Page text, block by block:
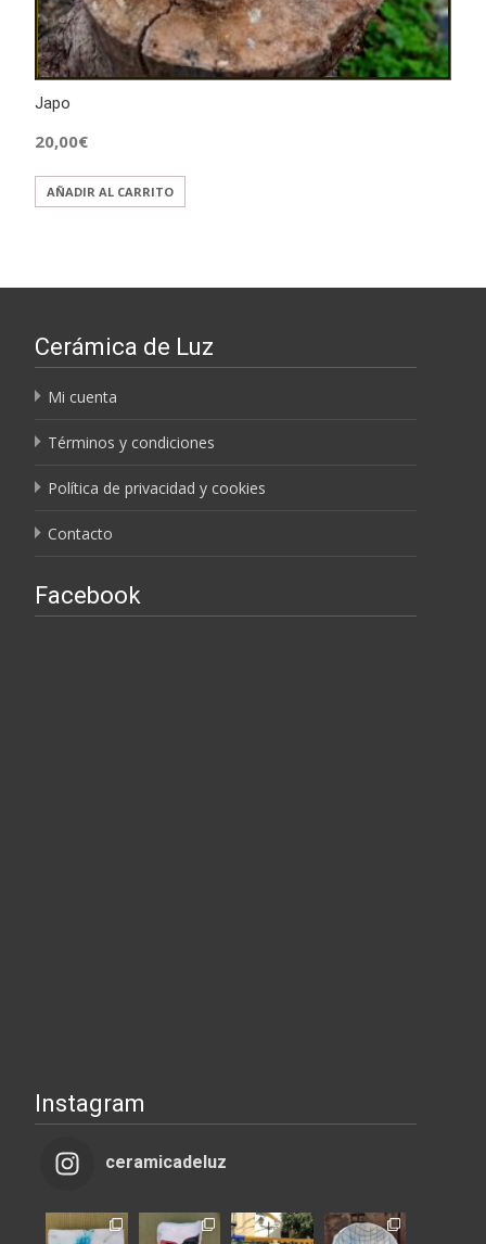
Japo
20,00€
AÑADIR AL CARRITO
Cerámica de Luz
Mi cuenta
Términos y condiciones
Política de privacidad y cookies
Contacto
Facebook
Instagram
ceramicadeluz